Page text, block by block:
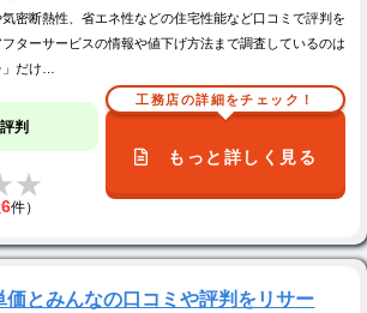
密断熱性、省エネ性などの住宅性能など口コミで評判を
ターサービスの情報や値下げ方法まで調査しているのは
」だけ…
判
6件）
工務店の詳細をチェック！
もっと詳しく見る
価とみんなの口コミや評判をリサー